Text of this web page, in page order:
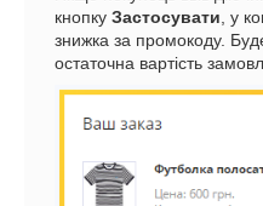
кнопку Застосувати , у
знижка за промокоду.
остаточна вартість